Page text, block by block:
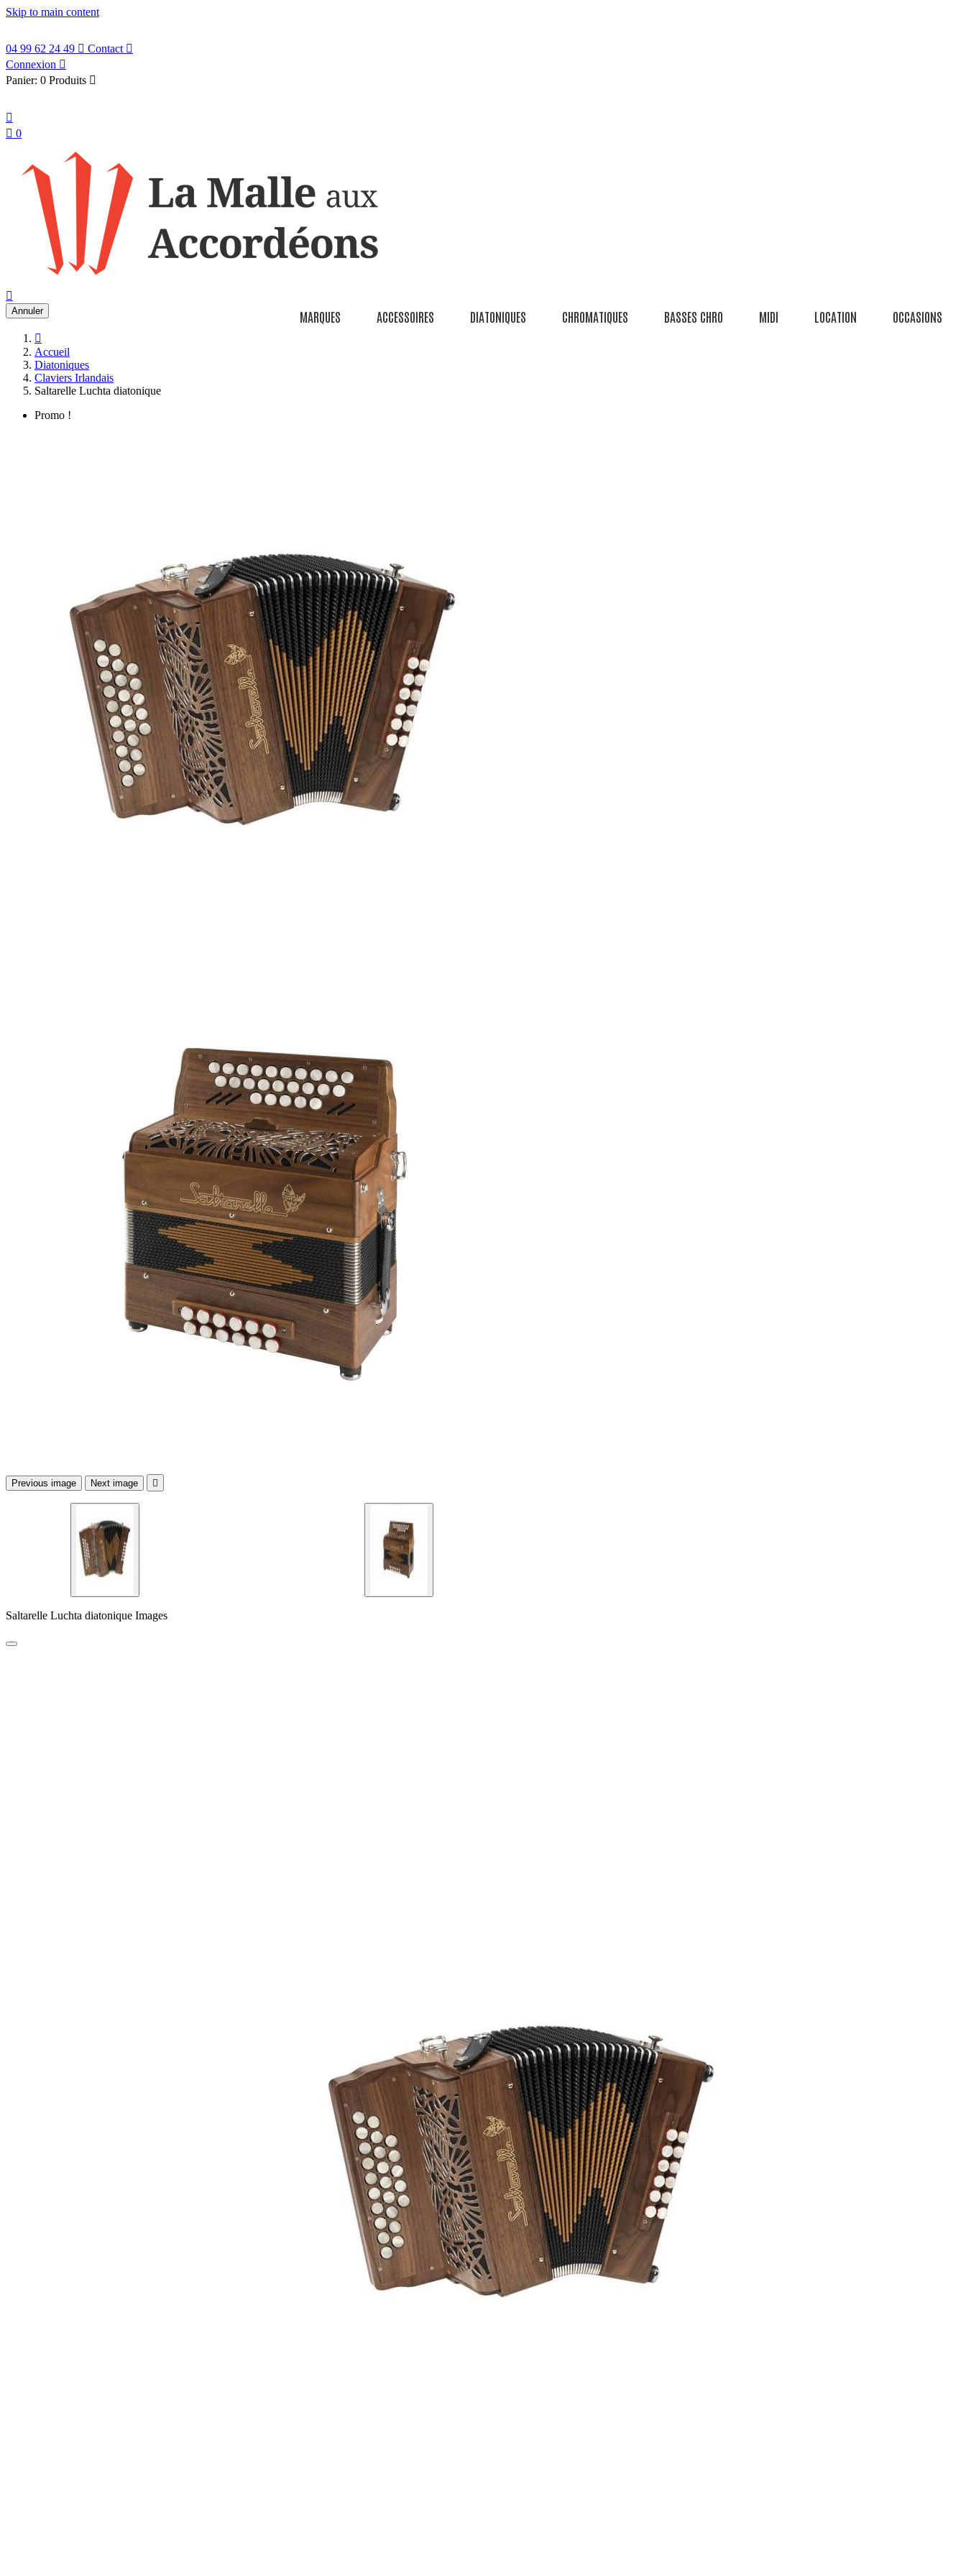
Skip to main content
04 99 62 24 49  Contact 
Connexion 
Panier: 0 Produits 

 0
MARQUES ACCESSOIRES DIATONIQUES CHROMATIQUES BASSES CHRO MIDI LOCATION OCCASIONS

Annuler

Accueil
Diatoniques
Claviers Irlandais
Saltarelle Luchta diatonique
Promo !
Previous image Next image 
Saltarelle Luchta diatonique Images